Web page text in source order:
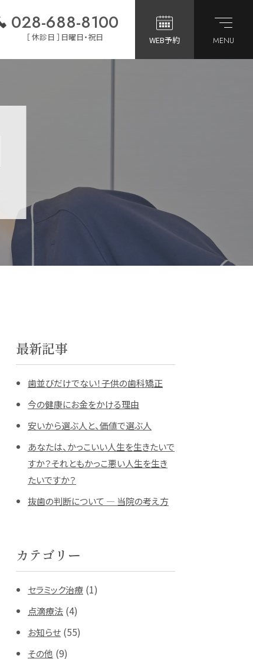
028-688-8100
［ 休診日 ］日曜日・祝日 WEB予約 MENU
最新記事
歯並びだけでない！子供の歯科矯正
今の健康にお金をかける理由
安いから選ぶ人と、価値で選ぶ人
あなたは、かっこいい人生を生きたいで
すか？それともかっこ悪い人生を生き
たいですか？
抜歯の判断について ― 当院の考え方
カテゴリー
セラミック治療 (1)
点滴療法 (4)
お知らせ (55)
その他 (9)